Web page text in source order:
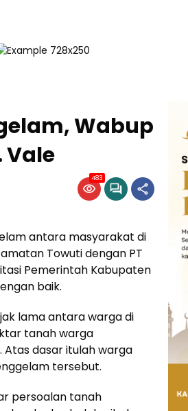
Wabup
Vale
483
antara masyarakat di
Towuti dengan PT
Pemerintah Kabupaten
baik.
lama antara warga di
tanah warga
Atas dasar itulah warga
tersebut.
persoalan tanah